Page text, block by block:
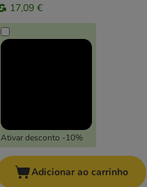
17,09 €
Ativar desconto -10%
Adicionar ao carrinho